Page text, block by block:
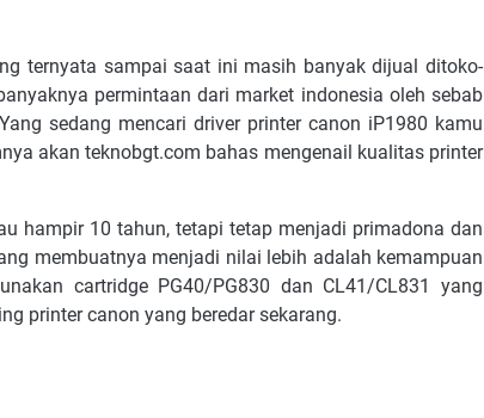
ternyata sampai saat ini masih banyak dijual ditoko-
permintaan dari market indonesia oleh sebab
sedang mencari driver printer canon iP1980 kamu
akan teknobgt.com bahas mengenail kualitas printer
hampir 10 tahun, tetapi tetap menjadi primadona dan
membuatnya menjadi nilai lebih adalah kemampuan
cartridge PG40/PG830 dan CL41/CL831 yang
printer canon yang beredar sekarang.